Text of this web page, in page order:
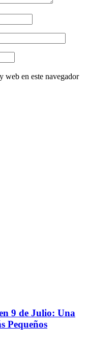
web en este navegador
9 de Julio: Una
Pequeños